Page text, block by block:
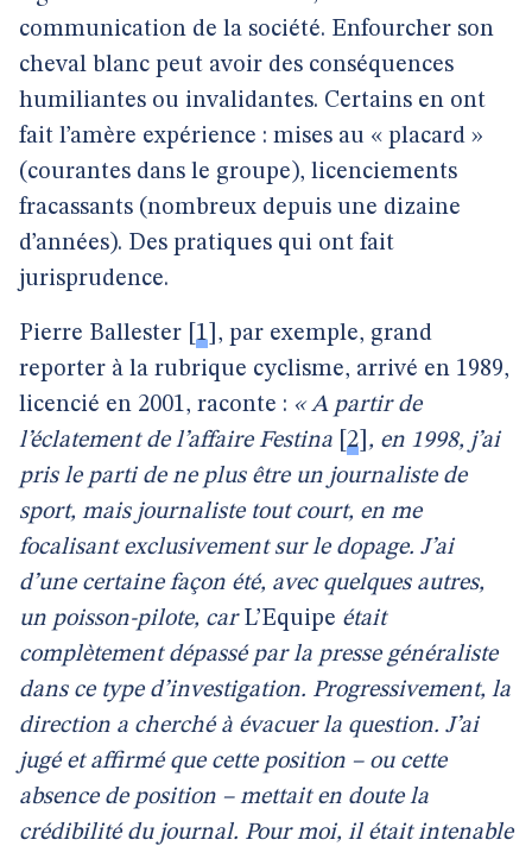
communication de la société. Enfourcher son
cheval blanc peut avoir des conséquences
humiliantes ou invalidantes. Certains en ont
fait l’amère expérience : mises au « placard »
(courantes dans le groupe), licenciements
fracassants (nombreux depuis une dizaine
d’années). Des pratiques qui ont fait
jurisprudence.
Pierre Ballester 1 , par exemple, grand
reporter à la rubrique cyclisme, arrivé en 1989,
licencié en 2001, raconte : « A partir de
l’éclatement de l’affaire Festina 2 , en 1998, j’ai
pris le parti de ne plus être un journaliste de
sport, mais journaliste tout court, en me
focalisant exclusivement sur le dopage. J’ai
d’une certaine façon été, avec quelques autres,
un poisson-pilote, carL’Equipe était
complètement dépassé par la presse généraliste
dans ce type d’investigation. Progressivement, la
direction a cherché à évacuer la question. J’ai
jugé et affirmé que cette position – ou cette
absence de position – mettait en doute la
crédibilité du journal. Pour moi, il était intenable